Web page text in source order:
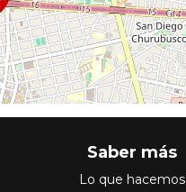
Saber más
Lo que hacemos